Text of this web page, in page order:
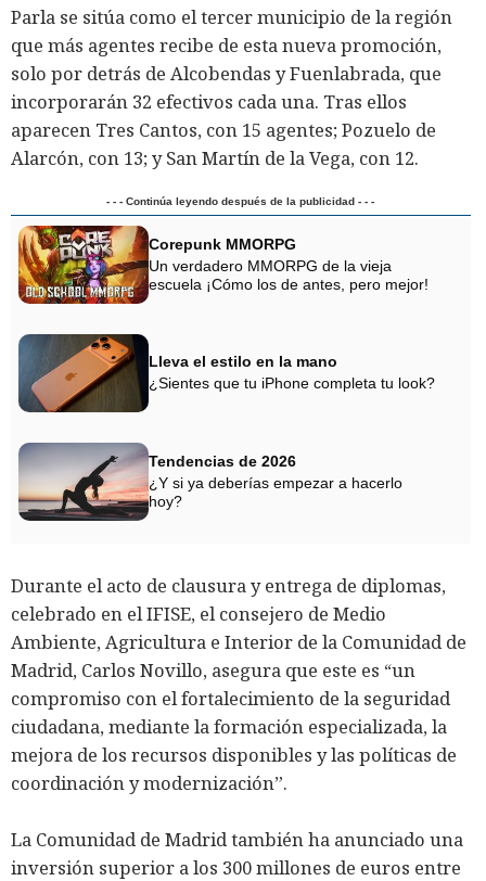
Parla se sitúa como el tercer municipio de la región
que más agentes recibe de esta nueva promoción,
solo por detrás de Alcobendas y Fuenlabrada, que
incorporarán 32 efectivos cada una. Tras ellos
aparecen Tres Cantos, con 15 agentes; Pozuelo de
Alarcón, con 13; y San Martín de la Vega, con 12.
- - - Continúa leyendo después de la publicidad - - -
Corepunk MMORPG
Un verdadero MMORPG de la vieja
escuela ¡Cómo los de antes, pero mejor!
Lleva el estilo en la mano
¿Sientes que tu iPhone completa tu look?
Tendencias de 2026
¿Y si ya deberías empezar a hacerlo
hoy?
Durante el acto de clausura y entrega de diplomas,
celebrado en el IFISE, el consejero de Medio
Ambiente, Agricultura e Interior de la Comunidad de
Madrid, Carlos Novillo, asegura que este es “un
compromiso con el fortalecimiento de la seguridad
ciudadana, mediante la formación especializada, la
mejora de los recursos disponibles y las políticas de
coordinación y modernización”.
La Comunidad de Madrid también ha anunciado una
inversión superior a los 300 millones de euros entre